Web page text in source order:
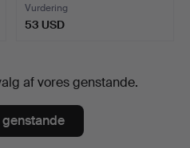
Vurdering
53 USD
af vores genstande.